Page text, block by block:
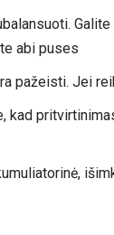
abi puses
pažeisti. Jei
kad